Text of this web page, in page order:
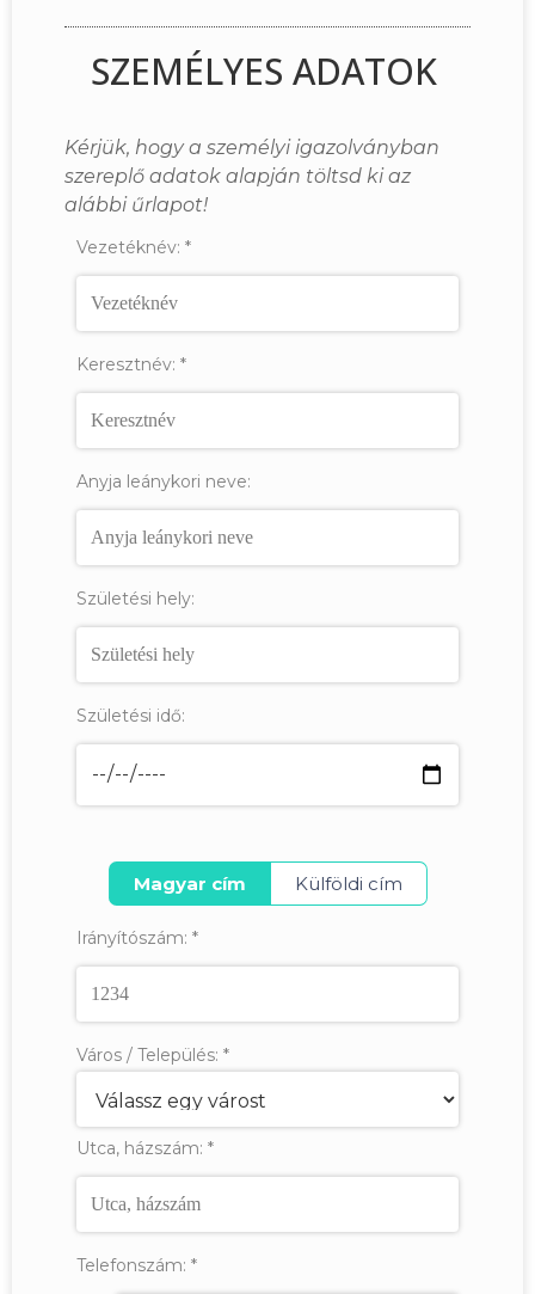
SZEMÉLYES ADATOK
Kérjük, hogy a személyi igazolványban
szereplő adatok alapján töltsd ki az
alábbi űrlapot!
Vezetéknév: *
Keresztnév: *
Anyja leánykori neve:
Születési hely:
Születési idő:
Magyar cím Külföldi cím
Irányítószám: *
Város / Település: *
Utca, házszám: *
Telefonszám: *